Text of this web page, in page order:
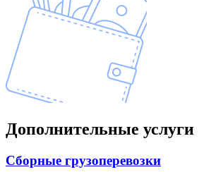
Дополнительные услуги
Сборные грузоперевозки